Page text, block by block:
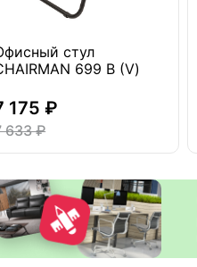
стул
699 В (V)
175 ₽
633 ₽